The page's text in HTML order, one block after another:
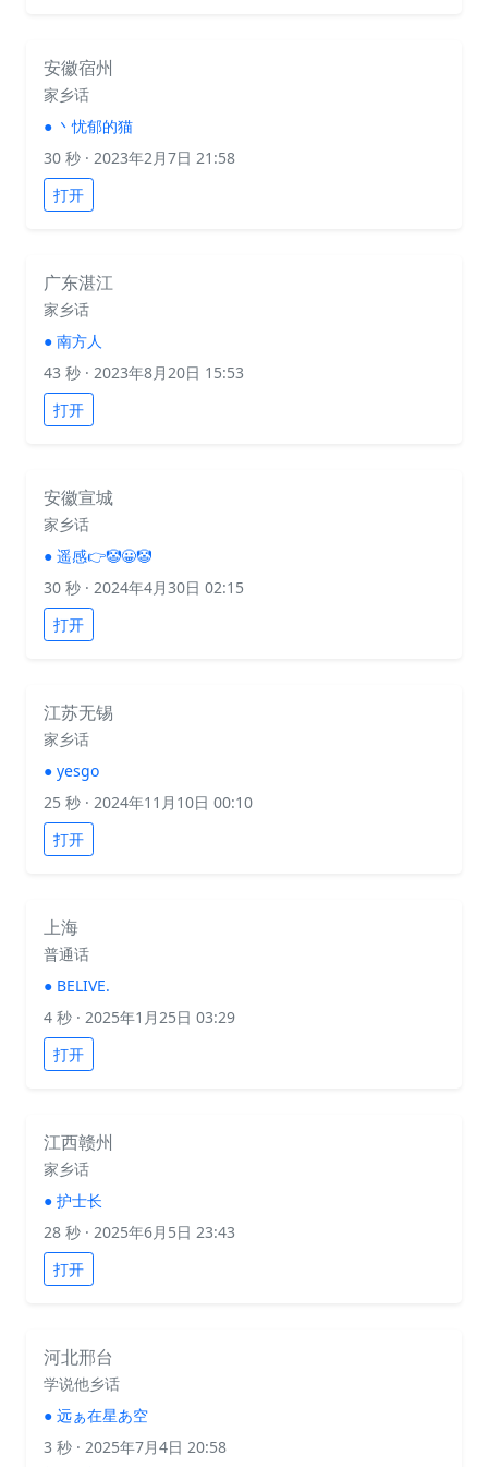
安徽宿州
家乡话
● 丶忧郁的猫
30 秒 · 2023年2月7日 21:58
打开
广东湛江
家乡话
● 南方人
43 秒 · 2023年8月20日 15:53
打开
安徽宣城
家乡话
● 遥感👉🤡😀🤡
30 秒 · 2024年4月30日 02:15
打开
江苏无锡
家乡话
● yesgo
25 秒 · 2024年11月10日 00:10
打开
上海
普通话
● BELIVE.
4 秒 · 2025年1月25日 03:29
打开
江西赣州
家乡话
● 护士长
28 秒 · 2025年6月5日 23:43
打开
河北邢台
学说他乡话
● 远ぁ在星あ空
3 秒 · 2025年7月4日 20:58